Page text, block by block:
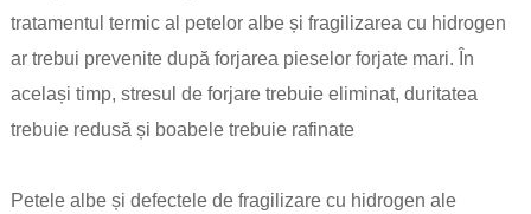
tratamentul termic al petelor albe și fragilizarea cu hidrogen
ar trebui prevenite după forjarea pieselor forjate mari. În
același timp, stresul de forjare trebuie eliminat, duritatea
trebuie redusă și boabele trebuie rafinate
Petele albe și defectele de fragilizare cu hidrogen ale